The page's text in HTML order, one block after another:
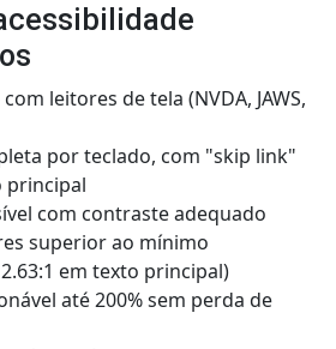
leitores de tela (NVDA, JAWS,
por teclado, com "skip link"
principal
com contraste adequado
superior ao mínimo
em texto principal)
até 200% sem perda de